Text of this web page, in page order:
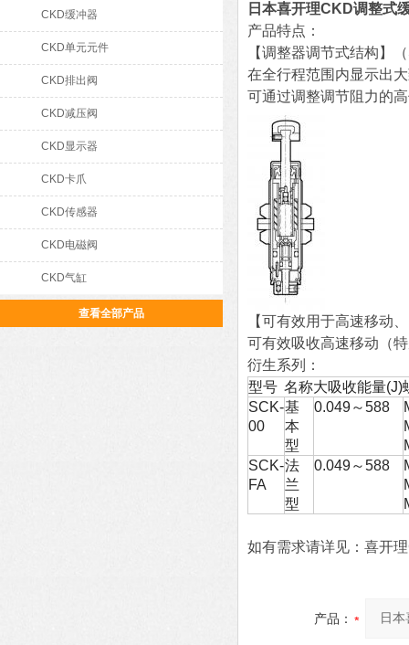
CKD缓冲器
CKD单元元件
CKD排出阀
CKD减压阀
CKD显示器
CKD卡爪
CKD传感器
CKD电磁阀
CKD气缸
查看全部产品
日本喜开理CKD调整式
产品特点：
【调整器调节式结构】
在全行程范围内显示出
可通过调整调节阻力的
【可有效用于高速移动
可有效吸收高速移动（
衍生系列：
型号 名称大吸收能量(J)
SCK-
00
基
本
型
0.049～588
SCK-
FA
法
兰
型
0.049～588
如有需求请详见：喜开
产品：